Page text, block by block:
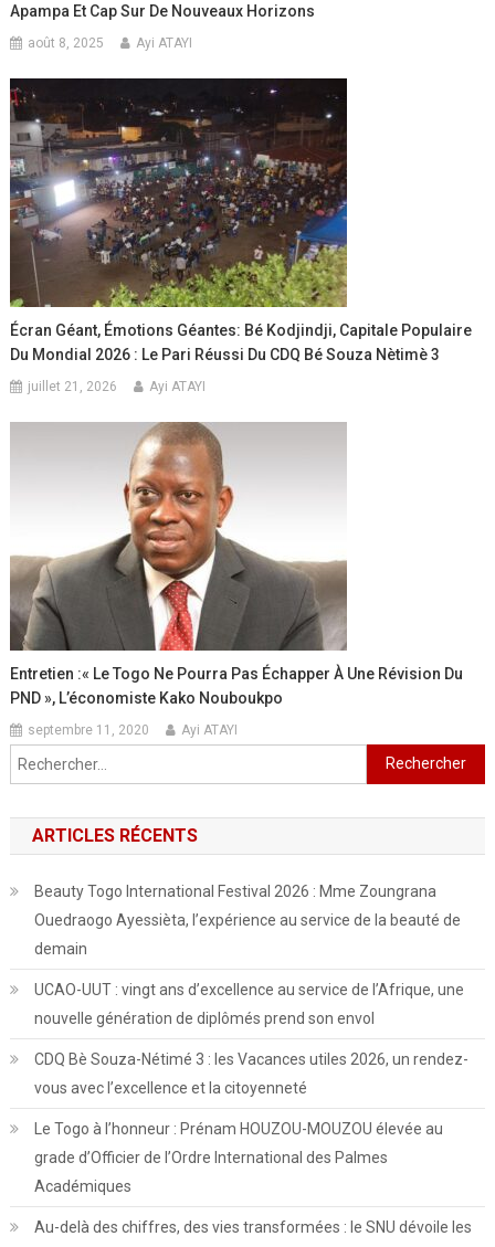
Apampa Et Cap Sur De Nouveaux Horizons
août 8, 2025 Ayi ATAYI
Écran Géant, Émotions Géantes: Bé Kodjindji, Capitale Populaire
Du Mondial 2026 : Le Pari Réussi Du CDQ Bé Souza Nètimè 3
juillet 21, 2026 Ayi ATAYI
Entretien :« Le Togo Ne Pourra Pas Échapper À Une Révision Du
PND », L’économiste Kako Nouboukpo
septembre 11, 2020 Ayi ATAYI
Rechercher :
ARTICLES RÉCENTS
Beauty Togo International Festival 2026 : Mme Zoungrana
Ouedraogo Ayessièta, l’expérience au service de la beauté de
demain
UCAO-UUT : vingt ans d’excellence au service de l’Afrique, une
nouvelle génération de diplômés prend son envol
CDQ Bè Souza-Nétimé 3 : les Vacances utiles 2026, un rendez-
vous avec l’excellence et la citoyenneté
Le Togo à l’honneur : Prénam HOUZOU-MOUZOU élevée au
grade d’Officier de l’Ordre International des Palmes
Académiques
Au-delà des chiffres, des vies transformées : le SNU dévoile les